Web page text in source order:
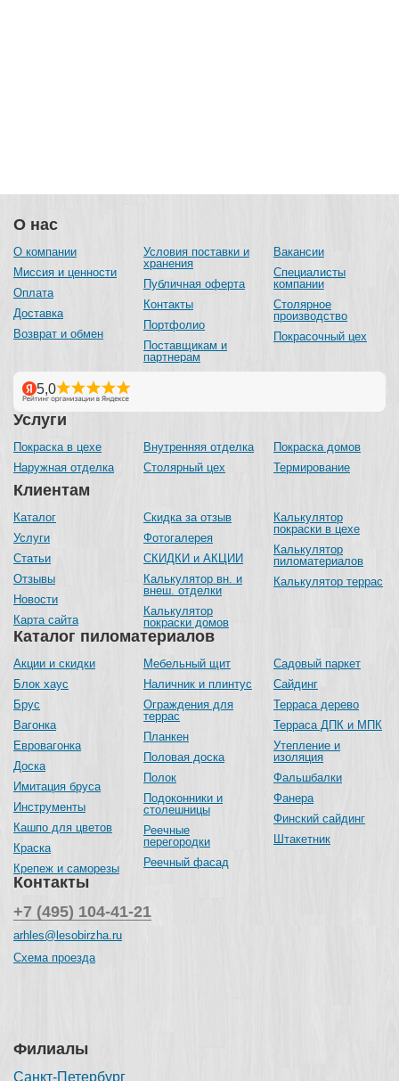
О нас
О компании
Миссия и ценности
Оплата
Доставка
Возврат и обмен
Условия поставки и
хранения
Публичная оферта
Контакты
Портфолио
Поставщикам и
партнерам
Вакансии
Специалисты
компании
Столярное
производство
Покрасочный цех
Каталог пиломатериалов
Акции и скидки
Блок хаус
Брус
Вагонка
Евровагонка
Доска
Имитация бруса
Инструменты
Кашпо для цветов
Краска
Крепеж и саморезы
Мебельный щит
Наличник и плинтус
Ограждения для
террас
Планкен
Половая доска
Полок
Подоконники и
столешницы
Реечные
перегородки
Реечный фасад
Садовый паркет
Сайдинг
Терраса дерево
Терраса ДПК и МПК
Утепление и
изоляция
Фальшбалки
Фанера
Финский сайдинг
Штакетник
Услуги
Покраска в цехе
Наружная отделка
Внутренняя отделка
Столярный цех
Покраска домов
Термирование
Клиентам
Каталог
Услуги
Статьи
Отзывы
Новости
Карта сайта
Скидка за отзыв
Фотогалерея
СКИДКИ и АКЦИИ
Калькулятор вн. и
внеш. отделки
Калькулятор
покраски домов
Калькулятор
покраски в цехе
Калькулятор
пиломатериалов
Калькулятор террас
Контакты
+7 (495) 104-41-21
arhles@lesobirzha.ru
Схема проезда
Филиалы
Санкт-Петербург